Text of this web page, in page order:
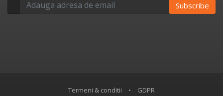
Subscribe
Termeni & conditii • GDPR